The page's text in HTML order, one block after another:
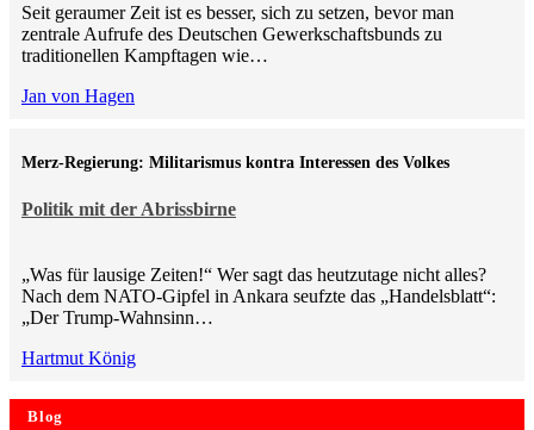
Seit geraumer Zeit ist es besser, sich zu setzen, bevor man
zentrale Aufrufe des Deutschen Gewerkschaftsbunds zu
traditionellen Kampftagen wie…
Jan von Hagen
Politik mit der Abrissbirne
Merz-Regierung: Militarismus kontra Inte­ressen des Volkes
„Was für lausige Zeiten!“ Wer sagt das heutzutage nicht alles?
Nach dem NATO-Gipfel in Ankara seufzte das „Handelsblatt“:
„Der Trump-Wahnsinn…
Hartmut König
Blog